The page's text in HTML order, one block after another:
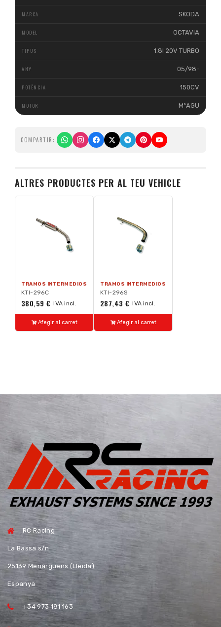
SKODA
OCTAVIA
1.8I 20V TURBO
05/98-
150CV
MºAGU
COMPARTIR:
ALTRES PRODUCTES PER AL TEU VEHICLE
TRAMOS INTERMEDIOS
KTI-296C
380,59 € IVA incl.
Afegir al carret
TRAMOS INTERMEDIOS
KTI-296S
287,43 € IVA incl.
Afegir al carret
RC Racing
La Bassa s/n
25139 Menàrguens (Lleida)
Espanya
+34 973 181 163